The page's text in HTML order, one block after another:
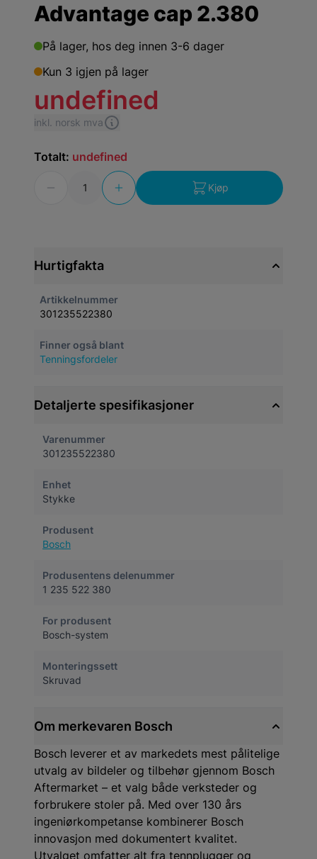
Advantage cap 2.380
På lager, hos deg innen 3-6 dager
Kun 3 igjen på lager
Totalt: undefined
Kjøp
undefined
inkl. norsk mva
Hurtigfakta
Artikkelnummer
301235522380
Finner også blant
Tenningsfordeler
Detaljerte spesifikasjoner
Varenummer
301235522380
Enhet
Stykke
Produsent
Bosch
Produsentens delenummer
1 235 522 380
For produsent
Bosch-system
Monteringssett
Skruvad
Om merkevaren Bosch
Bosch leverer et av markedets mest pålitelige
utvalg av bildeler og tilbehør gjennom Bosch
Aftermarket – et valg både verksteder og
forbrukere stoler på. Med over 130 års
ingeniørkompetanse kombinerer Bosch
innovasjon med dokumentert kvalitet.
Utvalget omfatter alt fra tennplugger og